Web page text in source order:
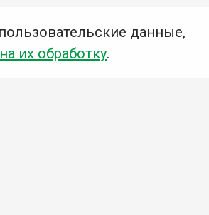
данные,
их обработку.